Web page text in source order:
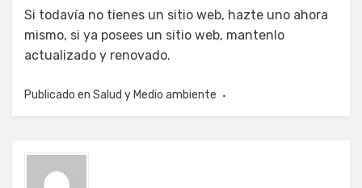
Si todavía no tienes un sitio web, hazte uno ahora
mismo, si ya posees un sitio web, mantenlo
actualizado y renovado.
Publicado en Salud y Medio ambiente